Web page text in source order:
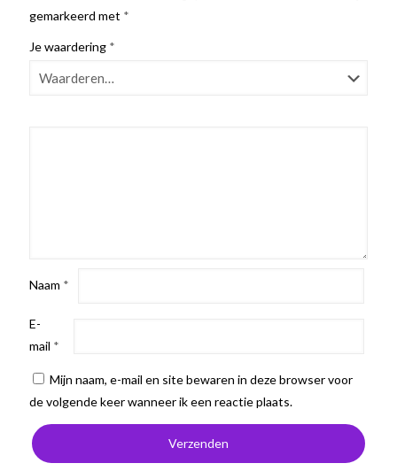
gemarkeerd met *
Je waardering *
Naam *
E-
mail *
Mijn naam, e-mail en site bewaren in deze browser voor
de volgende keer wanneer ik een reactie plaats.